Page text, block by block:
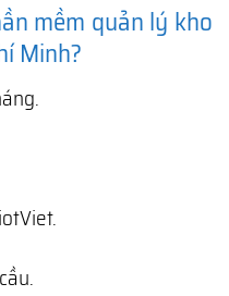
mềm quản lý kho
Minh?